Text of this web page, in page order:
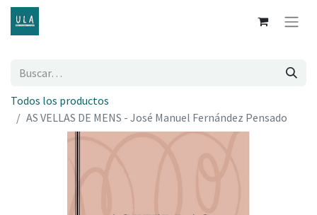
Todos los productos
AS VELLAS DE MENS - José Manuel Fernández Pensado